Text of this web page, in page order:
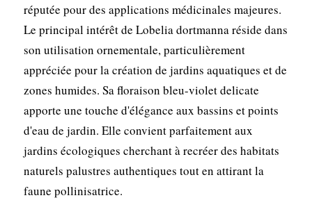
réputée pour des applications médicinales majeures.
Le principal intérêt de Lobelia dortmanna réside dans
son utilisation ornementale, particulièrement
appréciée pour la création de jardins aquatiques et de
zones humides. Sa floraison bleu-violet delicate
apporte une touche d'élégance aux bassins et points
d'eau de jardin. Elle convient parfaitement aux
jardins écologiques cherchant à recréer des habitats
naturels palustres authentiques tout en attirant la
faune pollinisatrice.